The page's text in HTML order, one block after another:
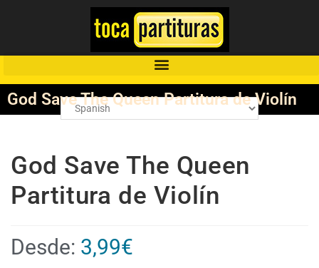
God Save The Queen Partitura de Violín
God Save The Queen
Partitura de Violín
Desde: 3,99€